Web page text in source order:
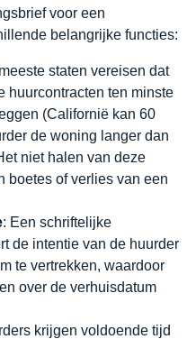
voor een
belangrijke functies:
staten vereisen dat
huurcontracten ten minste
(Californië kan 60
de woning langer dan
niet halen van deze
boetes of verlies van een
: Een schriftelijke
de intentie van de huurder
te vertrekken, waardoor
over de verhuisdatum
krijgen voldoende tijd